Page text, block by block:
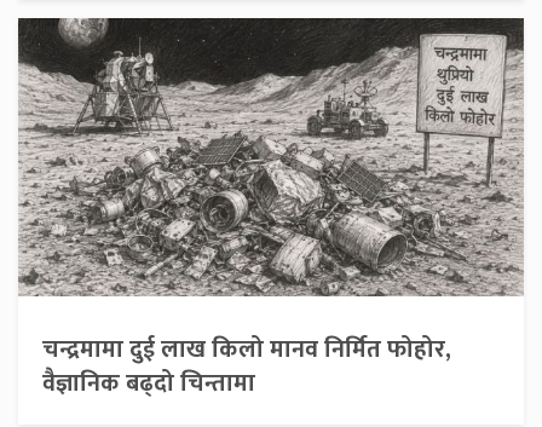
चन्द्रमामा दुई लाख किलो मानव निर्मित फोहोर,
वैज्ञानिक बढ्दो चिन्तामा